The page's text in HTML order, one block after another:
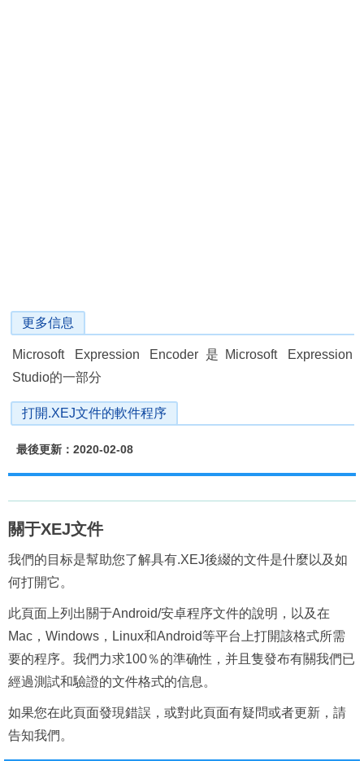
更多信息
Microsoft Expression Encoder是Microsoft Expression
Studio的一部分
打開.XEJ文件的軟件程序
最後更新：2020-02-08
關于XEJ文件
我們的目标是幫助您了解具有.XEJ後綴的文件是什麼以及如
何打開它。
此頁面上列出關于Android/安卓程序文件的說明，以及在
Mac，Windows，Linux和Android等平台上打開該格式所需
要的程序。我們力求100％的準确性，并且隻發布有關我們已
經過測試和驗證的文件格式的信息。
如果您在此頁面發現錯誤，或對此頁面有疑問或者更新，請
告知我們。